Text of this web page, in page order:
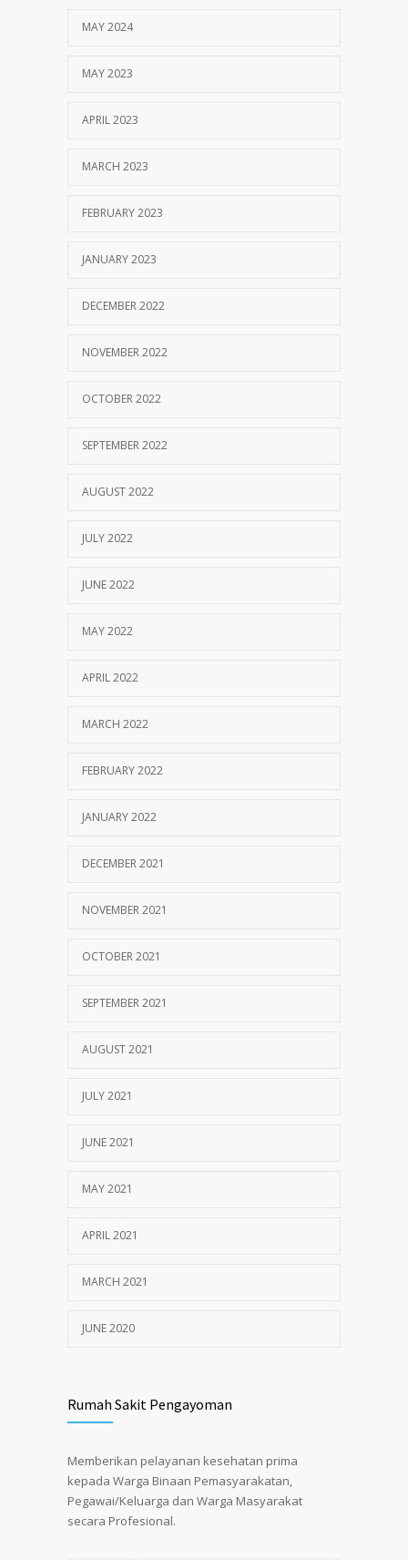
MAY 2024
MAY 2023
APRIL 2023
MARCH 2023
FEBRUARY 2023
JANUARY 2023
DECEMBER 2022
NOVEMBER 2022
OCTOBER 2022
SEPTEMBER 2022
AUGUST 2022
JULY 2022
JUNE 2022
MAY 2022
APRIL 2022
MARCH 2022
FEBRUARY 2022
JANUARY 2022
DECEMBER 2021
NOVEMBER 2021
OCTOBER 2021
SEPTEMBER 2021
AUGUST 2021
JULY 2021
JUNE 2021
MAY 2021
APRIL 2021
MARCH 2021
JUNE 2020
Rumah Sakit Pengayoman
Memberikan pelayanan kesehatan prima
kepada Warga Binaan Pemasyarakatan,
Pegawai/Keluarga dan Warga Masyarakat
secara Profesional.